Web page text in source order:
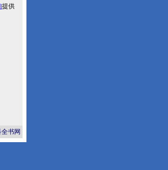
提供
书网